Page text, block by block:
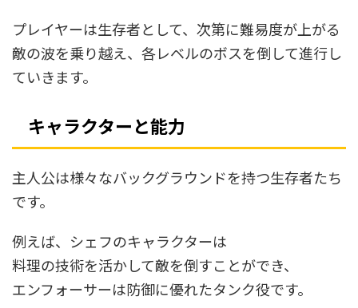
プレイヤーは生存者として、次第に難易度が上がる
敵の波を乗り越え、各レベルのボスを倒して進行し
ていきます。
キャラクターと能力
主人公は様々なバックグラウンドを持つ生存者たち
です。
例えば、シェフのキャラクターは
料理の技術を活かして敵を倒すことができ、
エンフォーサーは防御に優れたタンク役です。